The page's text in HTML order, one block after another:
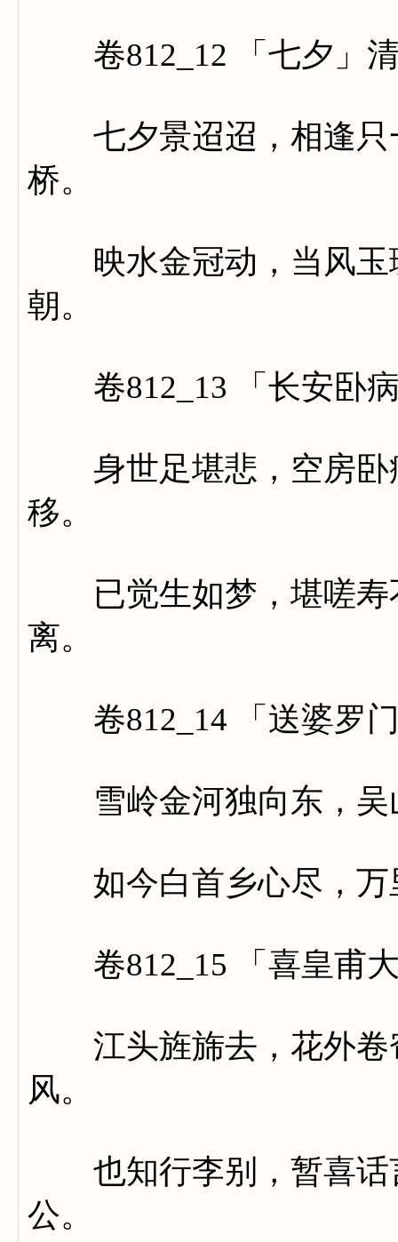
卷812_12 「七夕」
七夕景迢迢，相逢只
桥。
映水金冠动，当风玉
朝。
卷812_13 「长安卧
身世足堪悲，空房卧
移。
已觉生如梦，堪嗟寿
离。
卷812_14 「送婆罗门
雪岭金河独向东，吴
如今白首乡心尽，万
卷812_15 「喜皇甫大
江头旌旆去，花外卷
风。
也知行李别，暂喜话
公。